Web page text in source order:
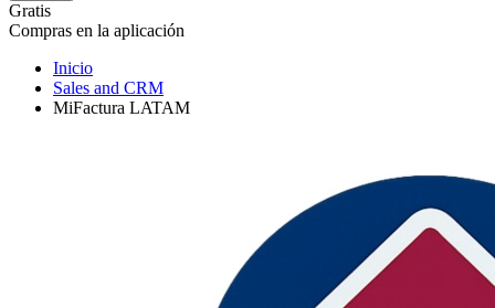
Gratis
Compras en la aplicación
Inicio
Sales and CRM
MiFactura LATAM